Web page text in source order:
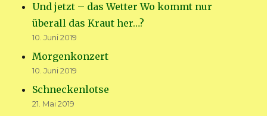
Und jetzt – das Wetter Wo kommt nur
überall das Kraut her…?
10. Juni 2019
Morgenkonzert
10. Juni 2019
Schneckenlotse
21. Mai 2019